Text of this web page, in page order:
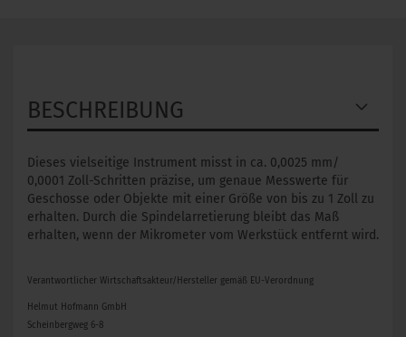
BESCHREIBUNG
Dieses vielseitige Instrument misst in ca. 0,0025 mm/
0,0001 Zoll-Schritten präzise, um genaue Messwerte für
Geschosse oder Objekte mit einer Größe von bis zu 1 Zoll zu
erhalten. Durch die Spindelarretierung bleibt das Maß
erhalten, wenn der Mikrometer vom Werkstück entfernt wird.
Verantwortlicher Wirtschaftsakteur/Hersteller gemäß EU-Verordnung
Helmut Hofmann GmbH
Scheinbergweg 6-8